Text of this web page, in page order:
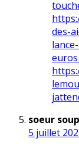
des-
soeur
5 juillet